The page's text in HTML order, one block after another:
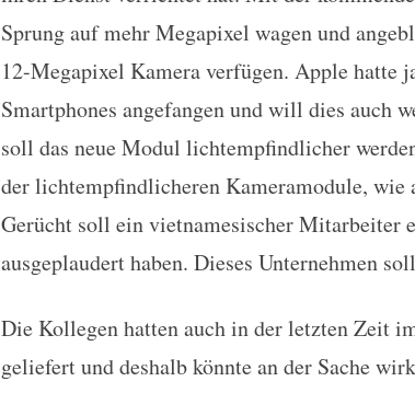
Sprung auf mehr Megapixel wagen und
12-Megapixel Kamera verfügen. Apple hatte
Smartphones angefangen und will dies auch
soll das neue Modul lichtempfindlicher
der lichtempfindlicheren Kameramodule, wie
Gerücht soll ein vietnamesischer Mitarbeiter
ausgeplaudert haben. Dieses Unternehmen
Die Kollegen hatten auch in der letzten Zeit
geliefert und deshalb könnte an der Sache